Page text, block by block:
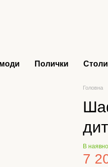
Полички Столи
Головна
В
7